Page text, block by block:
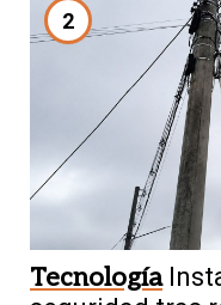
2
Tecnología